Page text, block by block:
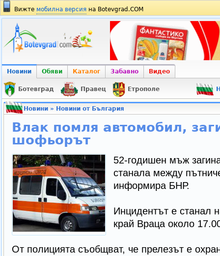
Вижте мобилна версия на Botevgrad.COM
Новини Обяви Каталог Забавно Видео
Ботевград Правец Етрополе
Новини» Новини от България
Влак помля автомобил,
шофьорът
52-годишен мъж
станала между
информира БНР.
Инцидентът е станал
край Враца около
Oт полицията съобщват, че прелезът е